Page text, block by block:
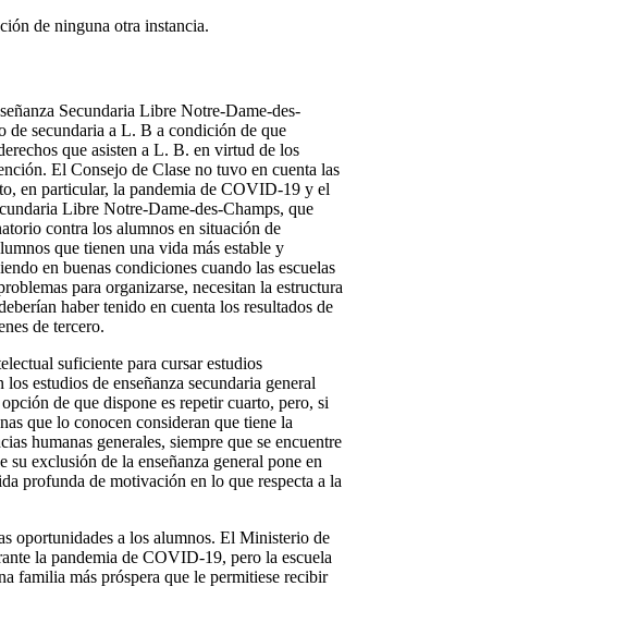
de ninguna otra instancia.
Secundaria Libre Notre-Dame-des-
de secundaria a L. B a condición de que
que asisten a L. B. en virtud de los
El Consejo de Clase no tuvo en cuenta las
en particular, la pandemia de COVID-19 y el
Libre Notre-Dame-des-Champs, que
contra los alumnos en situación de
que tienen una vida más estable y
en buenas condiciones cuando las escuelas
para organizarse, necesitan la estructura
haber tenido en cuenta los resultados de
de tercero.
suficiente para cursar estudios
estudios de enseñanza secundaria general
de que dispone es repetir cuarto, pero, si
que lo conocen consideran que tiene la
humanas generales, siempre que se encuentre
exclusión de la enseñanza general pone en
profunda de motivación en lo que respecta a la
oportunidades a los alumnos. El Ministerio de
la pandemia de COVID-19, pero la escuela
familia más próspera que le permitiese recibir